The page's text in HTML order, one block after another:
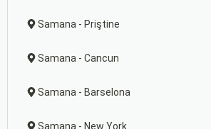
Samana - Priştine
Samana - Cancun
Samana - Barselona
Samana - New York